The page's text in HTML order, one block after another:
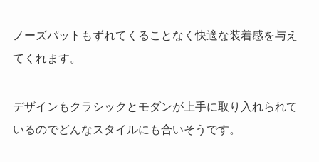
ノーズパットもずれてくることなく快適な装着感を与え
てくれます。
デザインもクラシックとモダンが上手に取り入れられて
いるのでどんなスタイルにも合いそうです。